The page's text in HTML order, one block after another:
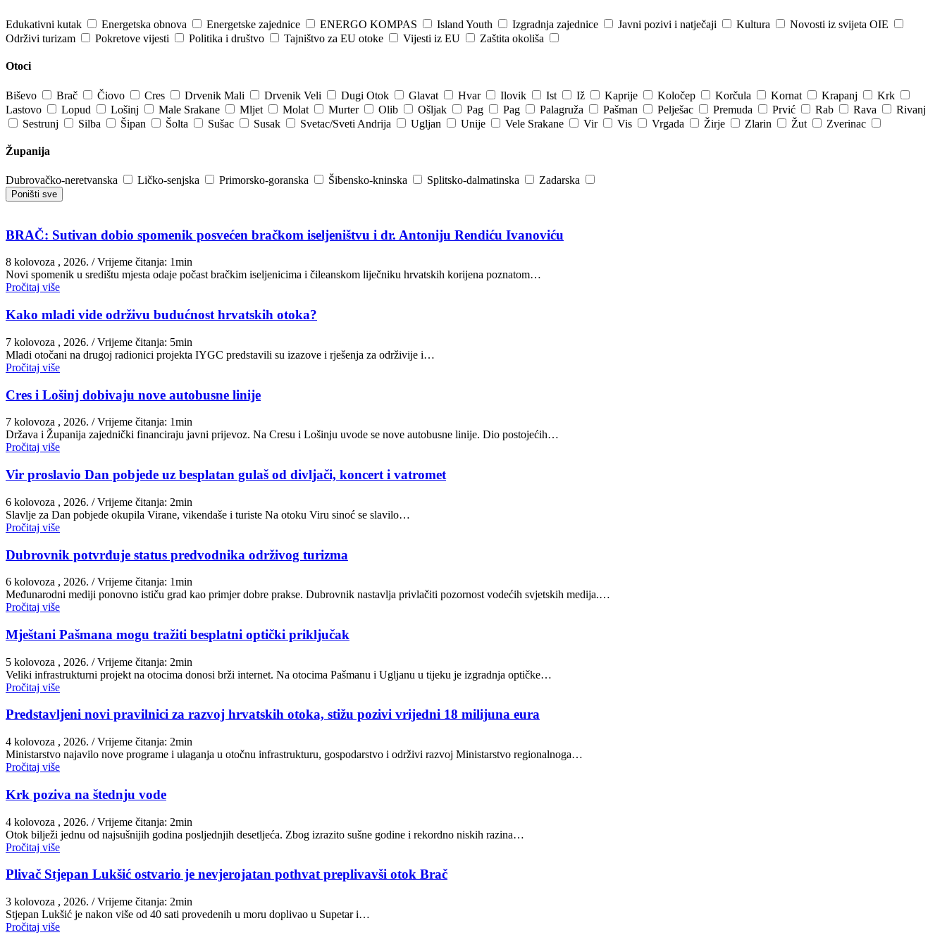
Edukativni kutak Energetska obnova Energetske zajednice ENERGO KOMPAS Island Youth Izgradnja zajednice Javni pozivi i natječaji Kultura
Novosti iz svijeta OIE
Održivi turizam
Pokretove vijesti Politika i društvo Tajništvo za EU otoke Vijesti iz EU Zaštita okoliša
Otoci
Biševo Brač Čiovo Cres Drvenik Mali Drvenik Veli Dugi Otok Glavat Hvar Ilovik Ist Iž Kaprije Koločep Korčula Kornat Krapanj
Krk
Lastovo
Lopud Lošinj Male Srakane Mljet Molat Murter Olib Ošljak Pag Pag Palagruža Pašman Pelješac Premuda Prvić Rab Rava
Rivanj
Sestrunj
Silba Šipan Šolta Sušac Susak Svetac/Sveti Andrija Ugljan Unije Vele Srakane Vir Vis Vrgada Žirje Zlarin Žut Zverinac
Županija
Dubrovačko-neretvanska Ličko-senjska Primorsko-goranska Šibensko-kninska Splitsko-dalmatinska Zadarska
Poništi sve
BRAČ: Sutivan dobio spomenik posvećen bračkom iseljeništvu i dr. Antoniju Rendiću Ivanoviću
8 kolovoza , 2026. / Vrijeme čitanja: 1min
Novi spomenik u središtu mjesta odaje počast bračkim iseljenicima i čileanskom liječniku hrvatskih korijena poznatom…
Pročitaj više
Kako mladi vide održivu budućnost hrvatskih otoka?
7 kolovoza , 2026. / Vrijeme čitanja: 5min
Mladi otočani na drugoj radionici projekta IYGC predstavili su izazove i rješenja za održivije i…
Pročitaj više
Cres i Lošinj dobivaju nove autobusne linije
7 kolovoza , 2026. / Vrijeme čitanja: 1min
Država i Županija zajednički financiraju javni prijevoz. Na Cresu i Lošinju uvode se nove autobusne linije. Dio postojećih…
Pročitaj više
Vir proslavio Dan pobjede uz besplatan gulaš od divljači, koncert i vatromet
6 kolovoza , 2026. / Vrijeme čitanja: 2min
Slavlje za Dan pobjede okupila Virane, vikendaše i turiste Na otoku Viru sinoć se slavilo…
Pročitaj više
Dubrovnik potvrđuje status predvodnika održivog turizma
6 kolovoza , 2026. / Vrijeme čitanja: 1min
Međunarodni mediji ponovno ističu grad kao primjer dobre prakse. Dubrovnik nastavlja privlačiti pozornost vodećih svjetskih medija.…
Pročitaj više
Mještani Pašmana mogu tražiti besplatni optički priključak
5 kolovoza , 2026. / Vrijeme čitanja: 2min
Veliki infrastrukturni projekt na otocima donosi brži internet. Na otocima Pašmanu i Ugljanu u tijeku je izgradnja optičke…
Pročitaj više
Predstavljeni novi pravilnici za razvoj hrvatskih otoka, stižu pozivi vrijedni 18 milijuna eura
4 kolovoza , 2026. / Vrijeme čitanja: 2min
Ministarstvo najavilo nove programe i ulaganja u otočnu infrastrukturu, gospodarstvo i održivi razvoj Ministarstvo regionalnoga…
Pročitaj više
Krk poziva na štednju vode
4 kolovoza , 2026. / Vrijeme čitanja: 2min
Otok bilježi jednu od najsušnijih godina posljednjih desetljeća. Zbog izrazito sušne godine i rekordno niskih razina…
Pročitaj više
Plivač Stjepan Lukšić ostvario je nevjerojatan pothvat preplivavši otok Brač
3 kolovoza , 2026. / Vrijeme čitanja: 2min
St​jepan Lukšić je nakon više od 40 sati provedenih u moru doplivao u Supetar i…
Pročitaj više